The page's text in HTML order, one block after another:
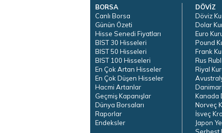
BORSA
Canlı Borsa
Günün Özeti
Hisse Senedi Fiyatları
BIST 30 Hisseleri
BIST 50 Hisseleri
BIST 100 Hisseleri
En Çok Artan Hisseler
En Çok Düşen Hisseler
Hacmi Artanlar
Geçmiş Kapanışlar
Dünya Borsaları
Raporlar
Endeksler
DÖVİZ
Döviz
Dolar
Euro
Pound
Frank
Rus
Riyal
Kanada
Norveç
İsveç
Japon
Serbest